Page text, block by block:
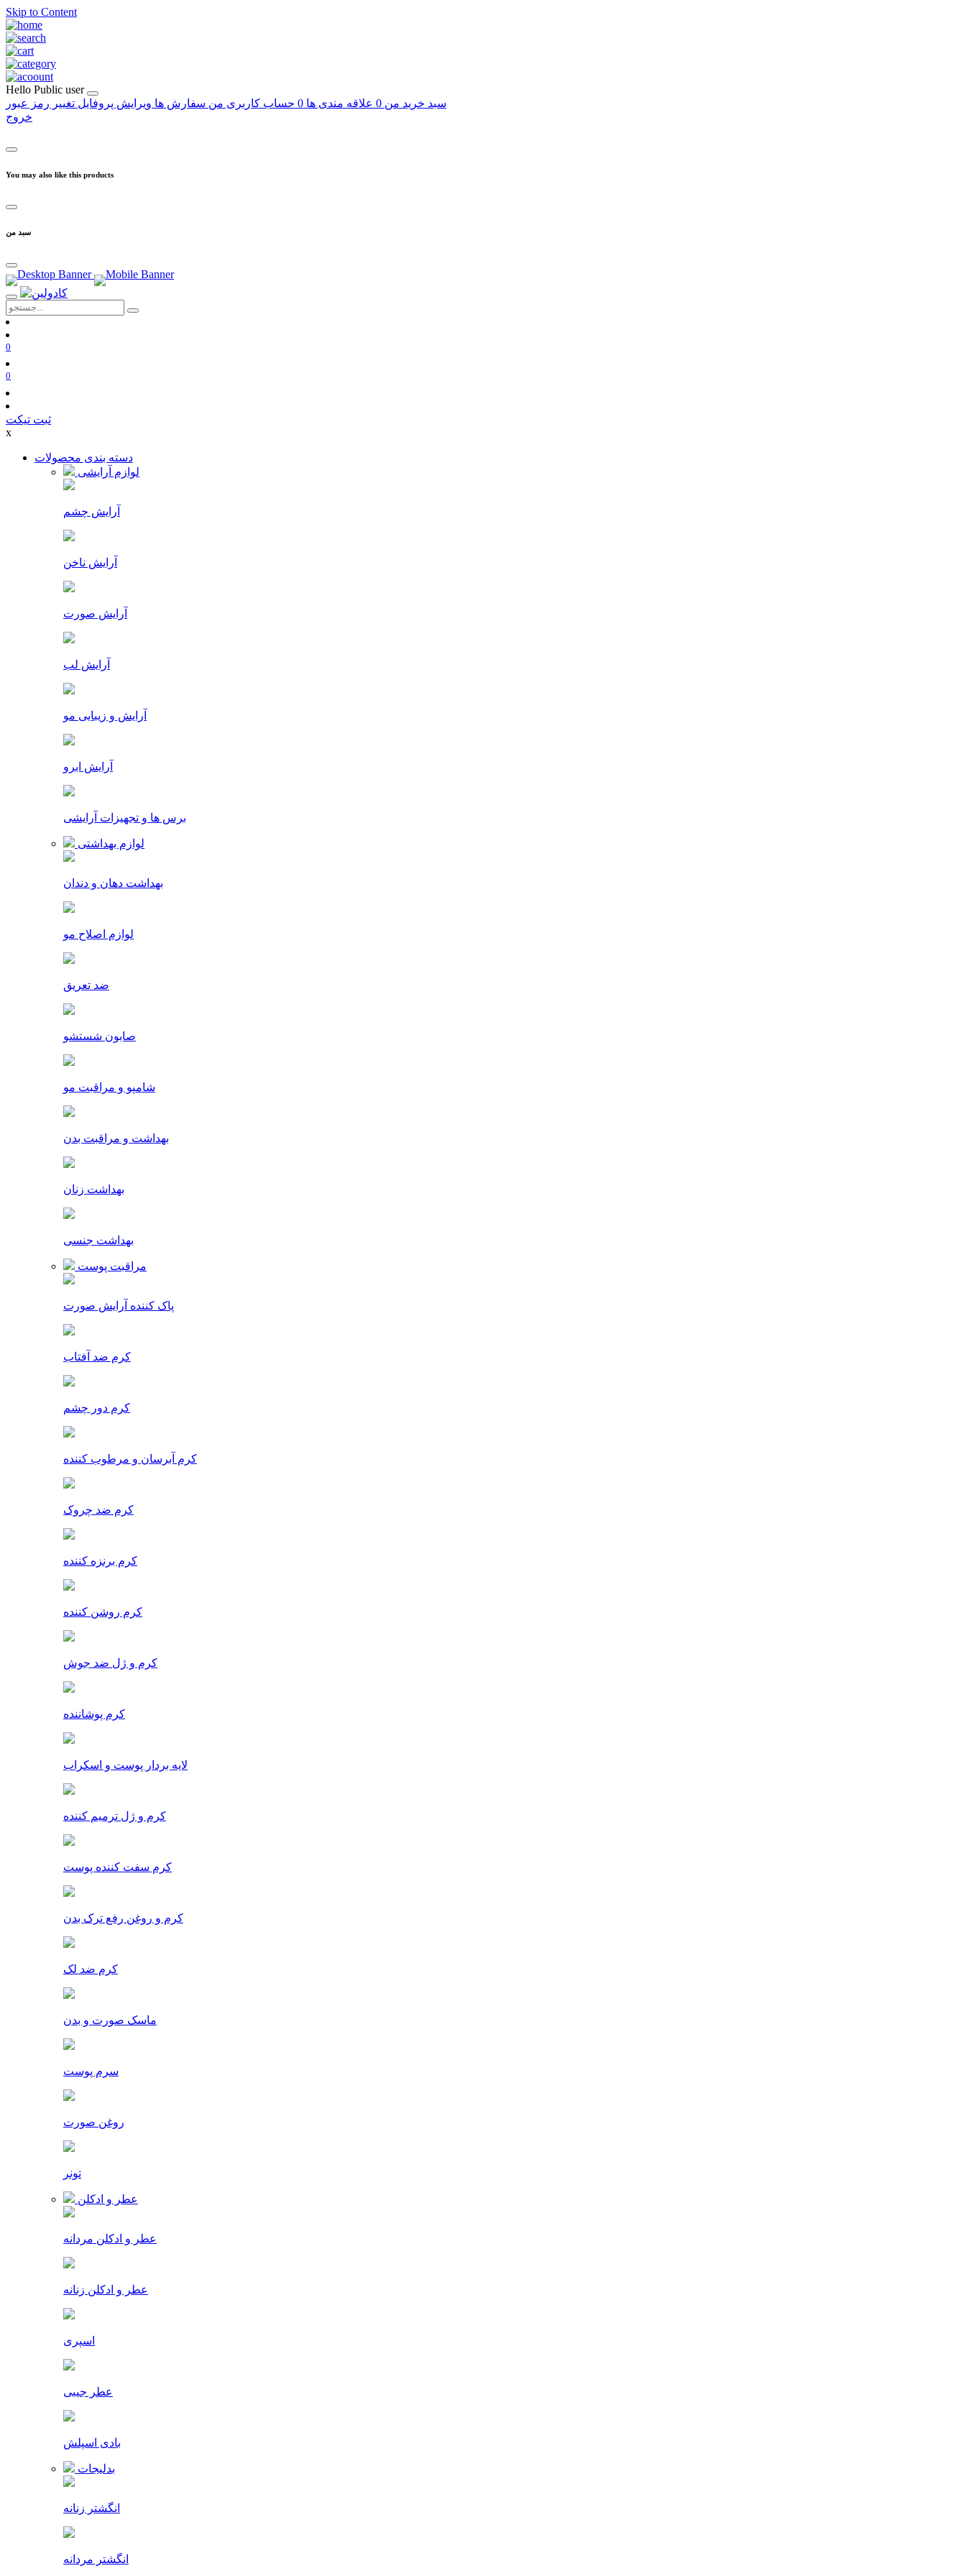
Skip to Content
Hello Public user
سبد خرید من 0 علاقه مندی ها 0 حساب کاربری من سفارش ها ویرایش پروفایل تغییر رمز عبور
خروج
You may also like this products
سبد من
0
0
ثبت تیکت
x
دسته بندی محصولات
لوازم آرایشی
آرایش چشم
آرایش ناخن
آرایش صورت
آرایش لب
آرایش و زیبایی مو
آرایش ابرو
برس ها و تجهیزات آرایشی
لوازم بهداشتی
بهداشت دهان و دندان
لوازم اصلاح مو
ضد تعریق
صابون شستشو
شامپو و مراقبت مو
بهداشت و مراقبت بدن
بهداشت زنان
بهداشت جنسی
مراقبت پوست
پاک کننده آرایش صورت
کرم ضد آفتاب
کرم دور چشم
کرم آبرسان و مرطوب کننده
کرم ضد چروک
کرم برنزه کننده
کرم روشن کننده
کرم و ژل ضد جوش
کرم پوشاننده
لایه بردار پوست و اسکراب
کرم و ژل ترمیم کننده
کرم سفت کننده پوست
کرم و روغن رفع ترک بدن
کرم ضد لک
ماسک صورت و بدن
سرم پوست
روغن صورت
تونر
عطر و ادکلن
عطر و ادکلن مردانه
عطر و ادکلن زنانه
اسپری
عطر جیبی
بادی اسپلش
بدلیجات
انگشتر زنانه
انگشتر مردانه